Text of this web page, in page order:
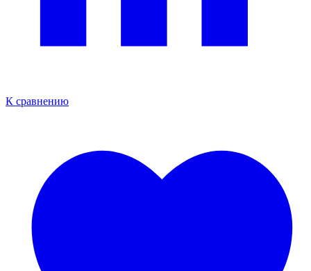
К сравнению